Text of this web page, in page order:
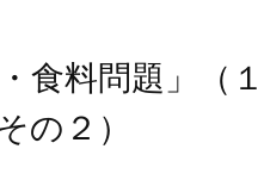
食料問題」（１
の２）